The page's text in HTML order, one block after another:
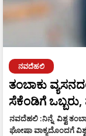
ನವದೆಹಲಿ
ತಂಬಾಕು
ಸೆಕೆಂಡಿಗೆ ಒಬ್ಬರು,
ನವದೆಹಲಿ :ನಿನ್ನೆ ವಿಶ್ವ
ಘೋಷಾ ವಾಕ್ಯದೊಂದಗೆ